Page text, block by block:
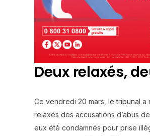
Deux relaxés,
Ce vendredi 20 mars, le tribunal
relaxés des accusations d’abus
eux été condamnés pour prise